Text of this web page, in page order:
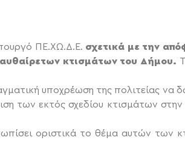
ΠΕ.ΧΩ.Δ.Ε. σχετικά με την
κτισμάτων του Δήμου.
υποχρέωση της πολιτείας να
των εκτός σχεδίου κτισμάτων στην
οριστικά το θέμα αυτών των